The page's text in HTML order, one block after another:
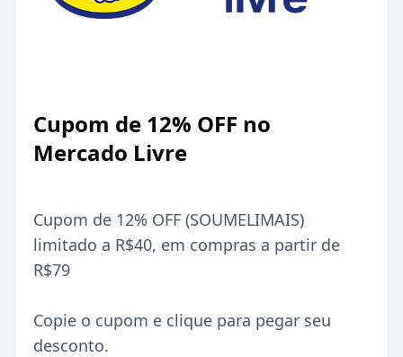
Cupom de 12% OFF no
Mercado Livre
Cupom de 12% OFF (SOUMELIMAIS)
limitado a R$40, em compras a partir de
R$79
Copie o cupom e clique para pegar seu
desconto.